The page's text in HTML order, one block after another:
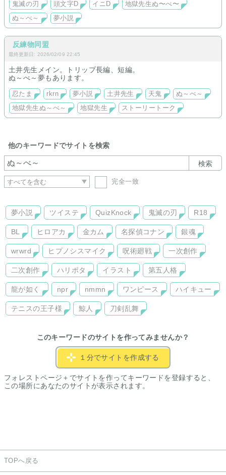
鬼滅の刃 頭文字D イニD
地獄先生ぬ〜べ〜
ぬ～べ～
夢小説
反練物同盟
最終更新日: 2026/02/09 22:45
土井先生メイン。トリップ長編、短編。
ぬ～べ～夢もあります。
忍たま rkrn 夢小説 土井先生 天鬼
ぬ～べ～
地獄先生ぬ～べ～
地獄先生 ストーリートーク
他のキーワードでサイトを検索
検索
完全一致
夢小説 ツイステ QuizKnock 鬼滅の刃 R18
BL ヒロアカ 金カム 名探偵コナン 銀魂
wrwrd ヒプノシスマイク 呪術廻戦 一次創作
二次創作 ハリポタ イラスト 第五人格
龍が如く npr nmmn ワンピース ハイキュー
テニスの王子様 鯨人 刀剣乱舞
このキーワードのサイトを作ってみませんか？
１分でサイトを作成する
フォレストページ＋でサイトを作ってキーワードを登録すると、
この場所にあなたのサイトが表示されます。
TOPへ戻る